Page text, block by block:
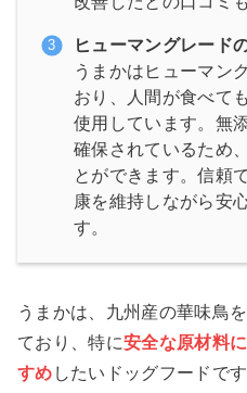
ヒューマングレード
うまかはヒューマン
おり、人間が食べて
使用しています。無
確保されているため
とができます。信頼
康を維持しながら安
す。
うまかは、九州産の華味鳥
ており、特に安全な原材料
すめ したいドッグフードです